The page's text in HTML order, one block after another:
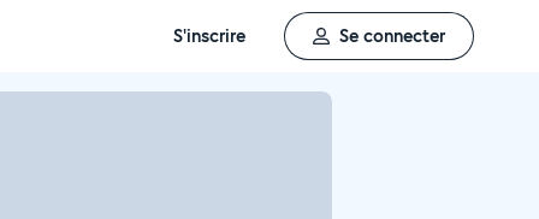
S'inscrire Se connecter